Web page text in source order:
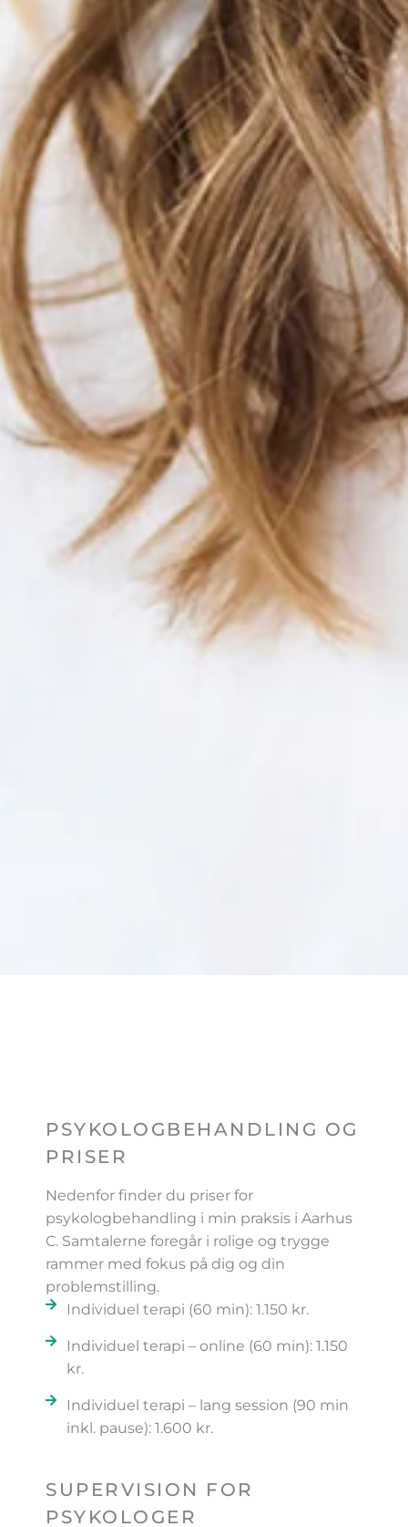
SUPERVISION FOR
PSYKOLOGER
PSYKOLOGBEHANDLING OG
PRISER
Nedenfor finder du priser for
psykologbehandling i min praksis i Aarhus
C. Samtalerne foregår i rolige og trygge
rammer med fokus på dig og din
problemstilling.
Individuel terapi (60 min): 1.150 kr.
Individuel terapi – online (60 min): 1.150
kr.
Individuel terapi – lang session (90 min
inkl. pause): 1.600 kr.